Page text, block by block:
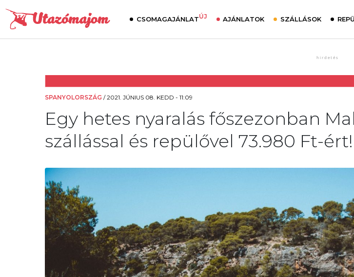
CSOMAGAJÁNLATÚJ AJÁNLATOK SZÁLLÁSOK
SPANYOLORSZÁG /2021. JÚNIUS 08. KEDD - 11:09
Egy hetes nyaralás főszezonban
szállással és repülővel 73.980 Ft-ért!